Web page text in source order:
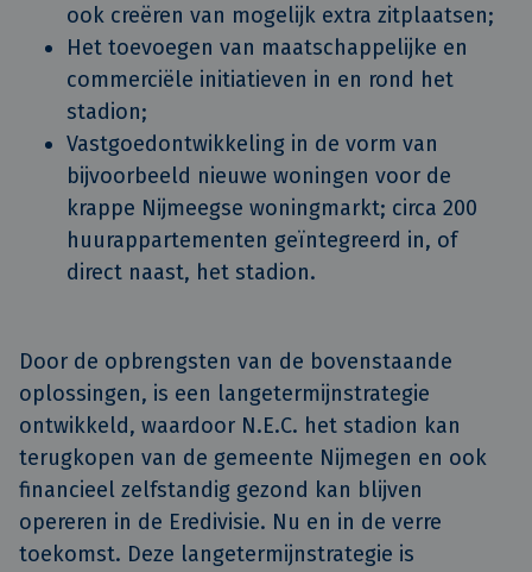
ook creëren van mogelijk extra zitplaatsen;
Het toevoegen van maatschappelijke en
commerciële initiatieven in en rond het
stadion;
Vastgoedontwikkeling in de vorm van
bijvoorbeeld nieuwe woningen voor de
krappe Nijmeegse woningmarkt; circa 200
huurappartementen geïntegreerd in, of
direct naast, het stadion.
Door de opbrengsten van de bovenstaande
oplossingen, is een langetermijnstrategie
ontwikkeld, waardoor N.E.C. het stadion kan
terugkopen van de gemeente Nijmegen en ook
financieel zelfstandig gezond kan blijven
opereren in de Eredivisie. Nu en in de verre
toekomst. Deze langetermijnstrategie is